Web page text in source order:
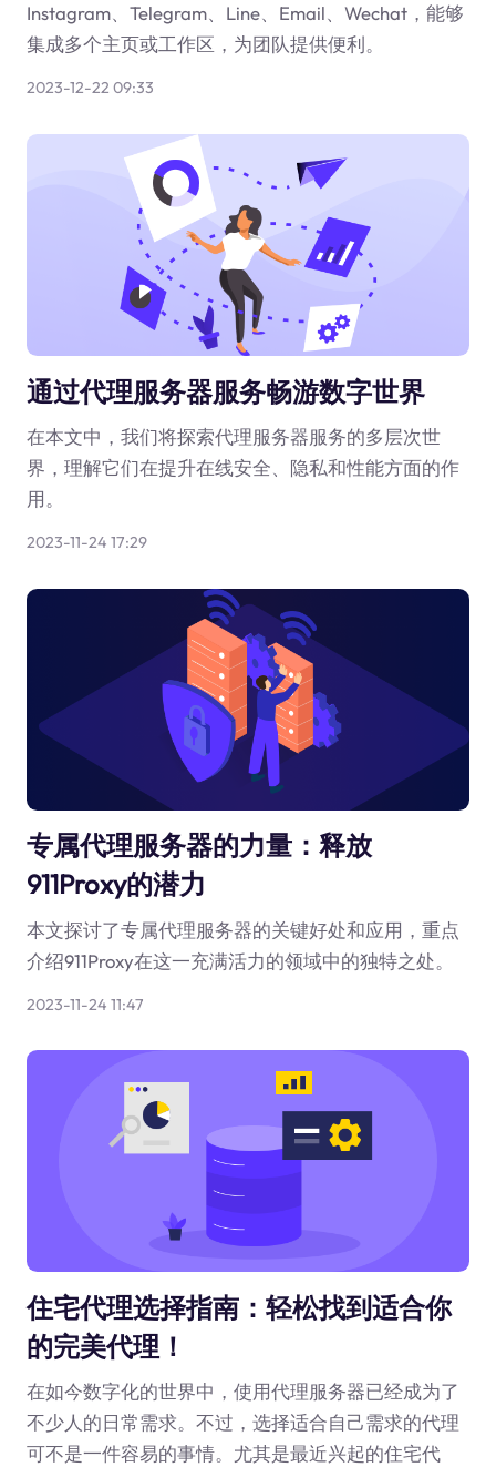
Instagram、Telegram、Line、Email、Wechat，能够
集成多个主页或工作区，为团队提供便利。
2023-12-22 09:33
通过代理服务器服务畅游数字世界
在本文中，我们将探索代理服务器服务的多层次世
界，理解它们在提升在线安全、隐私和性能方面的作
用。
2023-11-24 17:29
专属代理服务器的力量：释放
911Proxy的潜力
本文探讨了专属代理服务器的关键好处和应用，重点
介绍911Proxy在这一充满活力的领域中的独特之处。
2023-11-24 11:47
住宅代理选择指南：轻松找到适合你
的完美代理！
在如今数字化的世界中，使用代理服务器已经成为了
不少人的日常需求。不过，选择适合自己需求的代理
可不是一件容易的事情。尤其是最近兴起的住宅代